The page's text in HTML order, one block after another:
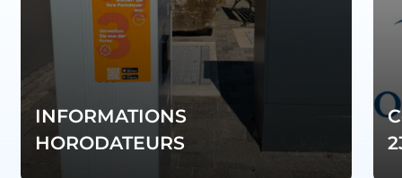
INFORMATIONS
HORODATEURS